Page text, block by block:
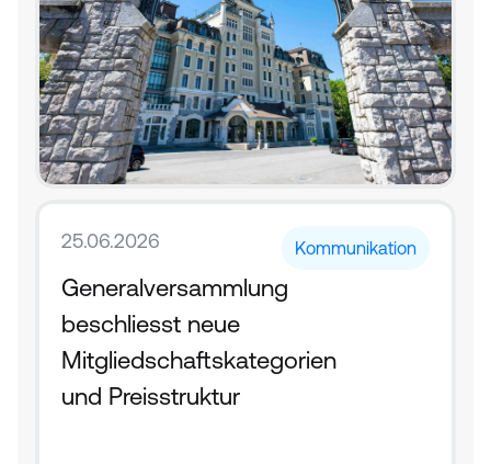
25.06.2026 Kommunikation
Generalversammlung
beschliesst neue
Mitgliedschaftskategorien
und Preisstruktur